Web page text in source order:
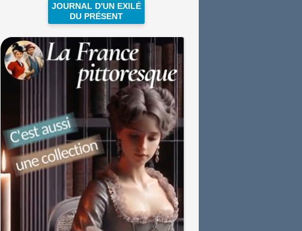
JOURNAL D'UN EXILÉ
DU PRÉSENT